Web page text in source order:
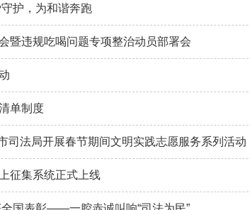
守护，为和谐奔跑
暨违规吃喝问题专项整治动员部署会
单制度
法局开展春节期间文明实践志愿服务系列活动
征集系统正式上线